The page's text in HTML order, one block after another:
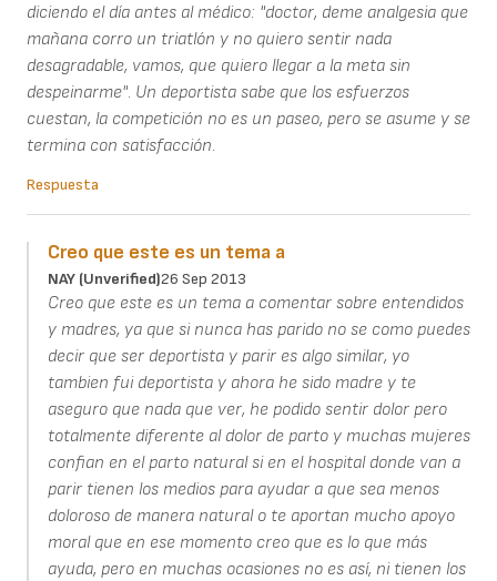
diciendo el día antes al médico: "doctor, deme analgesia que
mañana corro un triatlón y no quiero sentir nada
desagradable, vamos, que quiero llegar a la meta sin
despeinarme". Un deportista sabe que los esfuerzos
cuestan, la competición no es un paseo, pero se asume y se
termina con satisfacción.
Respuesta
Creo que este es un tema a
NAY (unverified)26 Sep 2013
Creo que este es un tema a comentar sobre entendidos
y madres, ya que si nunca has parido no se como puedes
decir que ser deportista y parir es algo similar, yo
tambien fui deportista y ahora he sido madre y te
aseguro que nada que ver, he podido sentir dolor pero
totalmente diferente al dolor de parto y muchas mujeres
confian en el parto natural si en el hospital donde van a
parir tienen los medios para ayudar a que sea menos
doloroso de manera natural o te aportan mucho apoyo
moral que en ese momento creo que es lo que más
ayuda, pero en muchas ocasiones no es así, ni tienen los